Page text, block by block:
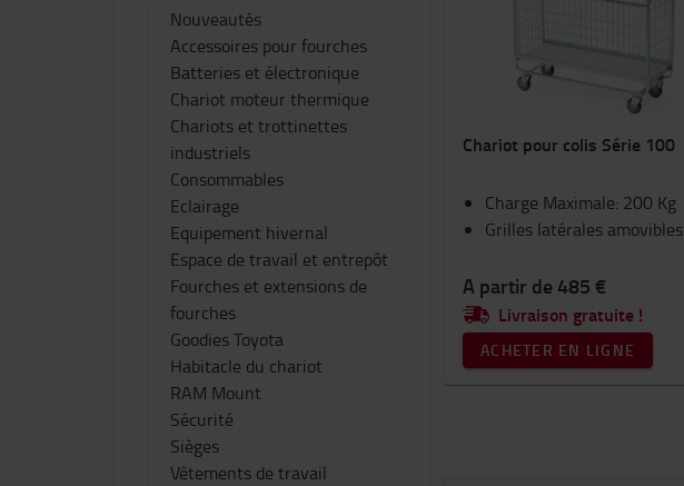
Nouveautés
Accessoires pour fourches
Batteries et électronique
Chariot moteur thermique
Chariots et trottinettes
industriels
Consommables
Eclairage
Equipement hivernal
Espace de travail et entrepôt
Fourches et extensions de
fourches
Goodies Toyota
Habitacle du chariot
RAM Mount
Sécurité
Sièges
Vêtements de travail
Chariot pour colis Série 100
Charge Maximale: 200 Kg
Grilles latérales amovibles
A partir de 485 €
Livraison gratuite !
ACHETER EN LIGNE